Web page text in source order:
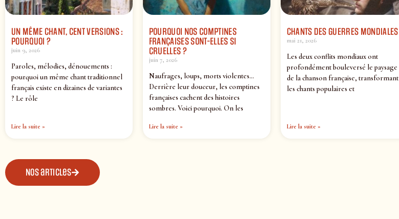
UN MÊME CHANT, CENT VERSIONS :
POURQUOI ?
juin 9, 2026
Paroles, mélodies, dénouements :
pourquoi un même chant traditionnel
français existe en dizaines de variantes
? Le rôle
Lire la suite »
POURQUOI NOS COMPTINES
FRANÇAISES SONT-ELLES SI
CRUELLES ?
juin 7, 2026
Naufrages, loups, morts violentes…
Derrière leur douceur, les comptines
françaises cachent des histoires
sombres. Voici pourquoi. On les
Lire la suite »
CHANTS DES GUERRES MONDIALES
mai 21, 2026
Les deux conflits mondiaux ont
profondément bouleversé le paysage
de la chanson française, transformant
les chants populaires et
Lire la suite »
Nos articles